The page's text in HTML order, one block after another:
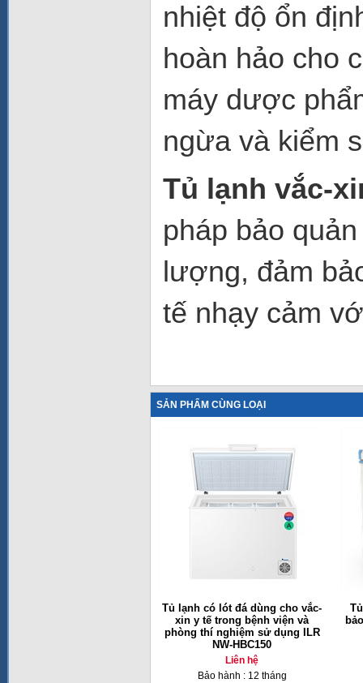
nhiệt độ ổn
hoàn hảo cho
máy dược
ngừa và kiểm
Tủ lạnh vắc-
pháp bảo
lượng, đảm
tế nhạy cảm
SẢN PHẨM CÙNG LOẠI
Tủ lạnh có lót đá dùng cho vắc-
xin y tế trong bệnh viện và
phòng thí nghiệm sử dụng ILR
NW-HBC150
Liên hệ
Bảo hành : 12 tháng